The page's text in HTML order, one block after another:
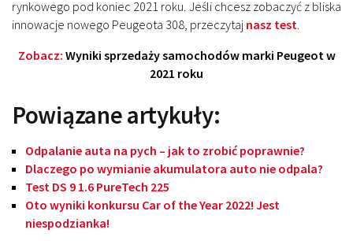
rynkowego pod koniec 2021 roku. Jeśli chcesz zobaczyć z bliska
innowacje nowego Peugeota 308, przeczytaj nasz test.
Zobacz: Wyniki sprzedaży samochodów marki Peugeot w
2021 roku
Powiązane artykuły:
Odpalanie auta na pych – jak to zrobić poprawnie?
Dlaczego po wymianie akumulatora auto nie odpala?
Test DS 9 1.6 PureTech 225
Oto wyniki konkursu Car of the Year 2022! Jest
niespodzianka!